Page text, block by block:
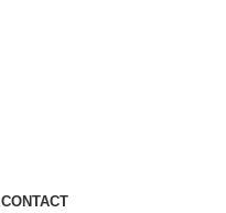
CONTACT